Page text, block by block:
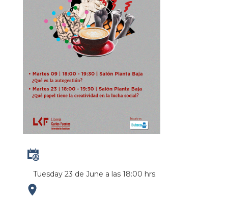
Tuesday 23 de June a las 18:00 hrs.